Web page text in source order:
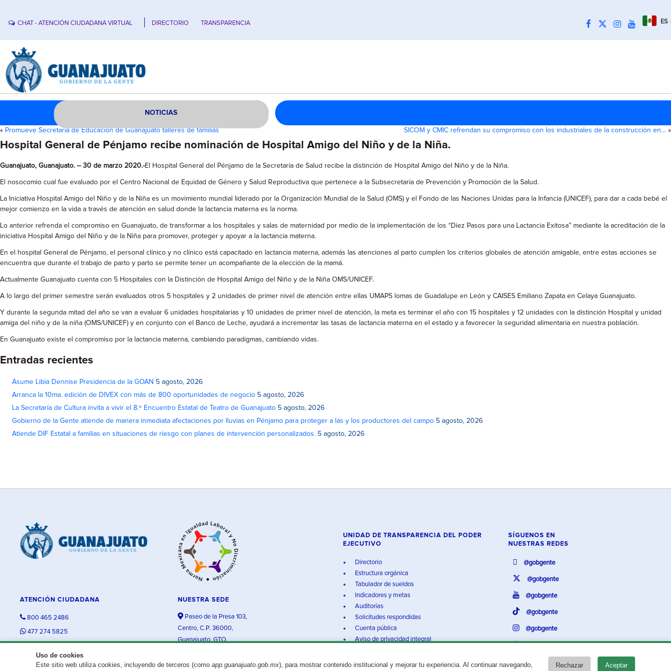
CHAT - ATENCIÓN CIUDADANA VIRTUAL DIRECTORIO TRANSPARENCIA ES
NOTICIAS
« Promueve Secretaría de Educación de Guanajuato talleres de familias SICOM y CMIC refrendan su compromiso con los industriales de la construcción en… »
Hospital General de Pénjamo recibe nominación de Hospital Amigo del Niño y de la Niña.
Guanajuato, Guanajuato. – 30 de marzo 2020.-El Hospital General del Pénjamo de la Secretaría de Salud recibe la distinción de Hospital Amigo del Niño y de la Niña.
El nosocomio cual fue evaluado por el Centro Nacional de Equidad de Género y Salud Reproductiva que pertenece a la Subsecretaría de Prevención y Promoción de la Salud.
La Iniciativa Hospital Amigo del Niño y de la Niña es un movimiento mundial liderado por la Organización Mundial de la Salud (OMS) y el Fondo de las Naciones Unidas para la Infancia (UNICEF), para dar a cada bebé el
mejor comienzo en la vida a través de atención en salud donde la lactancia materna es la norma.
Lo anterior refrenda el compromiso en Guanajuato, de transformar a los hospitales y salas de maternidad por medio de la implementación de los “Diez Pasos para una Lactancia Exitosa” mediante la acreditación de la
iniciativa Hospital Amigo del Niño y de la Niña para promover, proteger y apoyar a la lactancia materna.
En el hospital General de Pénjamo, el personal clínico y no clínico está capacitado en lactancia materna, además las atenciones al parto cumplen los criterios globales de atención amigable, entre estas acciones se
encuentra que durante el trabajo de parto y parto se permite tener un acompañante de la elección de la mamá.
Actualmente Guanajuato cuenta con 5 Hospitales con la Distinción de Hospital Amigo del Niño y de la Niña OMS/UNICEF.
A lo largo del primer semestre serán evaluados otros 5 hospitales y 2 unidades de primer nivel de atención entre ellas UMAPS lomas de Guadalupe en León y CAISES Emiliano Zapata en Celaya Guanajuato.
Y durante la segunda mitad del año se van a evaluar 6 unidades hospitalarias y 10 unidades de primer nivel de atención, la meta es terminar el año con 15 hospitales y 12 unidades con la distinción Hospital y unidad
amiga del niño y de la niña (OMS/UNICEF) y en conjunto con el Banco de Leche, ayudará a incrementar las tasas de lactancia materna en el estado y a favorecer la seguridad alimentaria en nuestra población.
En Guanajuato existe el compromiso por la lactancia materna, cambiando paradigmas, cambiando vidas.
Entradas recientes
Asume Libia Dennise Presidencia de la GOAN 5 agosto, 2026
Arranca la 10ma. edición de DIVEX con más de 800 oportunidades de negocio 5 agosto, 2026
La Secretaría de Cultura invita a vivir el 8.º Encuentro Estatal de Teatro de Guanajuato 5 agosto, 2026
Gobierno de la Gente atiende de manera inmediata afectaciones por lluvias en Pénjamo para proteger a las y los productores del campo 5 agosto, 2026
Atiende DIF Estatal a familias en situaciones de riesgo con planes de intervención personalizados. 5 agosto, 2026
Uso de cookies
Este sitio web utiliza cookies, incluyendo de terceros (como app.guanajuato.gob.mx), para mostrar contenido institucional y mejorar tu experiencia. Al continuar navegando,
Rechazar Aceptar
ATENCIÓN CIUDADANA
800 465 2486
477 274 5825
NUESTRA SEDE
Paseo de la Presa 103,
Centro, C.P. 36000,
Guanajuato, GTO.
UNIDAD DE TRANSPARENCIA DEL PODER
EJECUTIVO
Directorio
Estructura orgánica
Tabulador de sueldos
Indicadores y metas
Auditorías
Solicitudes respondidas
Cuenta pública
Aviso de privacidad integral
SÍGUENOS EN
NUESTRAS REDES
@gobgente
@gobgente
@gobgente
@gobgente
@gobgente
@gobgente
¿Existe algún problema con esta página?Repórtalo aquí. Aviso legal© 2025 Gobierno del Estado de Guanajuato